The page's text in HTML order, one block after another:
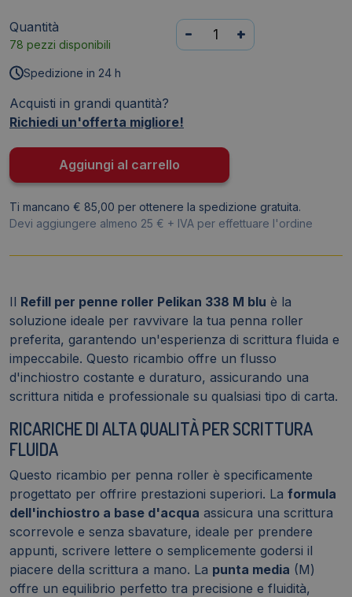
Quantità
78 pezzi disponibili
Refill
338
-
-
media
mm
0F6MD0
- +
Spedizione in 24 h
Acquisti in grandi quantità?
Richiedi un'offerta migliore!
Aggiungi al carrello
Ti mancano € 85,00 per ottenere la spedizione gratuita.
Devi aggiungere almeno 25 € + IVA per effettuare l'ordine
Il Refill per penne roller Pelikan 338 M blu è la
soluzione ideale per ravvivare la tua penna roller
preferita, garantendo un'esperienza di scrittura fluida e
impeccabile. Questo ricambio offre un flusso
d'inchiostro costante e duraturo, assicurando una
scrittura nitida e professionale su qualsiasi tipo di carta.
RICARICHE DI ALTA QUALITÀ PER SCRITTURA
FLUIDA
Questo ricambio per penna roller è specificamente
progettato per offrire prestazioni superiori. La formula
dell'inchiostro a base d'acqua assicura una scrittura
scorrevole e senza sbavature, ideale per prendere
appunti, scrivere lettere o semplicemente godersi il
piacere della scrittura a mano. La punta media (M)
offre un equilibrio perfetto tra precisione e fluidità,